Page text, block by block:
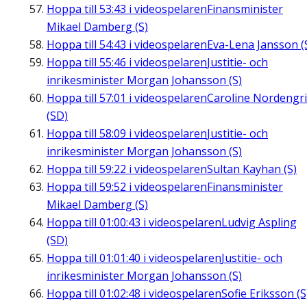
Hoppa till 53:43 i videospelarenFinansminister
Mikael Damberg (S)
Hoppa till 54:43 i videospelarenEva-Lena Jansson
Hoppa till 55:46 i videospelarenJustitie- och
inrikesminister Morgan Johansson (S)
Hoppa till 57:01 i videospelarenCaroline
(SD)
Hoppa till 58:09 i videospelarenJustitie- och
inrikesminister Morgan Johansson (S)
Hoppa till 59:22 i videospelarenSultan Kayhan (S)
Hoppa till 59:52 i videospelarenFinansminister
Mikael Damberg (S)
Hoppa till 01:00:43 i videospelarenLudvig Aspling
(SD)
Hoppa till 01:01:40 i videospelarenJustitie- och
inrikesminister Morgan Johansson (S)
Hoppa till 01:02:48 i videospelarenSofie Eriksson